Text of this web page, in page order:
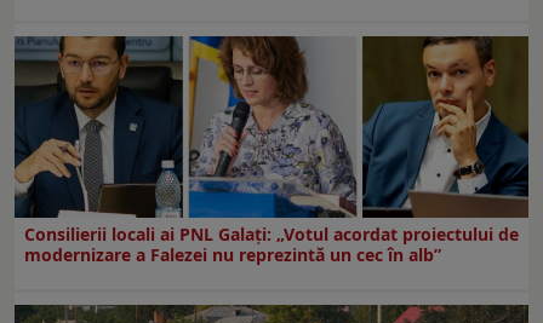
Consilierii locali ai PNL Galaţi: „Votul acordat proiectului de
modernizare a Falezei nu reprezintă un cec în alb”